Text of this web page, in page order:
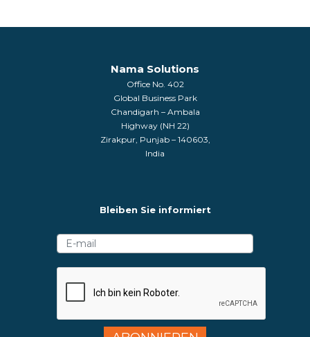
Nama Solutions
Office No. 402
Global Business Park
Chandigarh – Ambala
Highway (NH 22)
Zirakpur, Punjab – 140603,
India
Bleiben Sie informiert